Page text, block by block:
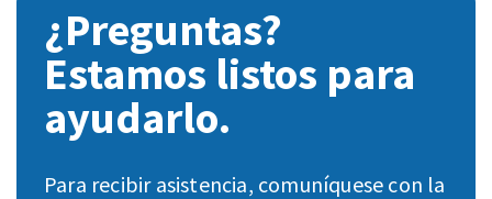
¿Preguntas?
Estamos listos para
ayudarlo.
Para recibir asistencia, comuníquese con la